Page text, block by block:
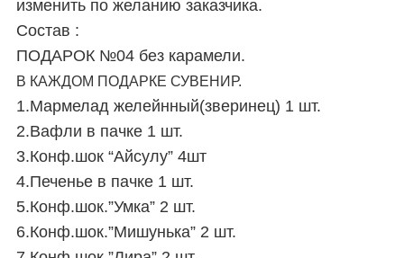
изменить по желанию заказчика.
Состав :
ПОДАРОК №04 без карамели.
В КАЖДОМ ПОДАРКЕ СУВЕНИР.
1.Мармелад желейнный(зверинец) 1 шт.
2.Вафли в пачке 1 шт.
3.Конф.шок “Айсулу” 4шт
4.Печенье в пачке 1 шт.
5.Конф.шок.”Умка” 2 шт.
6.Конф.шок.”Мишунька” 2 шт.